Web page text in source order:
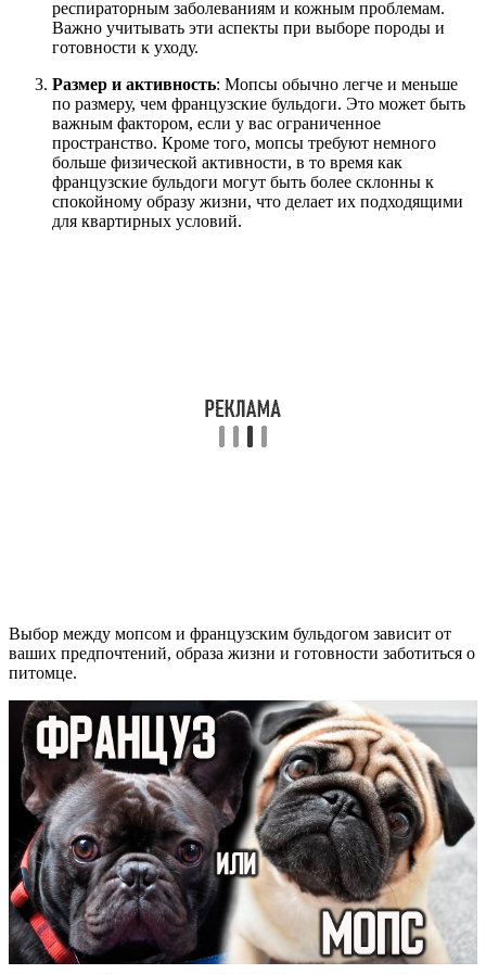
респираторным заболеваниям и кожным проблемам.
Важно учитывать эти аспекты при выборе породы и
готовности к уходу.
Размер и активность: Мопсы обычно легче и меньше
по размеру, чем французские бульдоги. Это может быть
важным фактором, если у вас ограниченное
пространство. Кроме того, мопсы требуют немного
больше физической активности, в то время как
французские бульдоги могут быть более склонны к
спокойному образу жизни, что делает их подходящими
для квартирных условий.
Выбор между мопсом и французским бульдогом зависит от
ваших предпочтений, образа жизни и готовности заботиться о
питомце.